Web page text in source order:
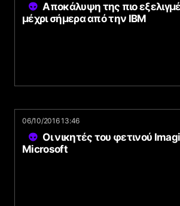
Αποκάλυψη της πιο
μέχρι σήμερα από την IBM
06/10/2016 13:46
Οι νικητές του φετινού
Microsoft